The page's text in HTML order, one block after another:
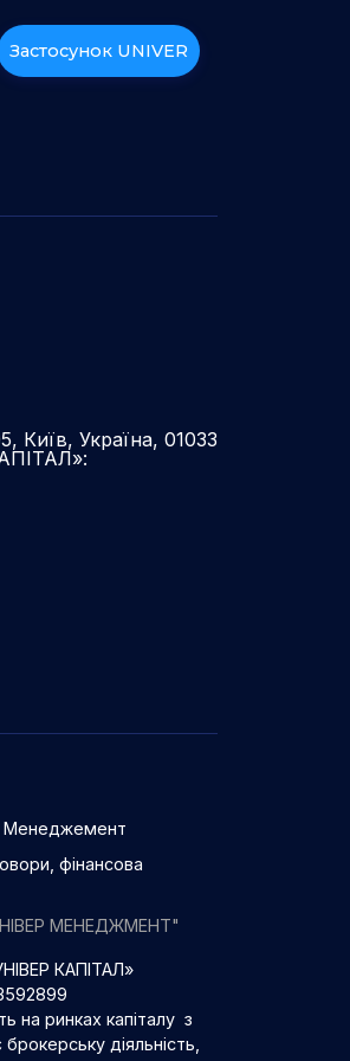
Застосунок UNIVER
Київ, Україна, 01033
Менеджемент
фінансова
МЕНЕДЖМЕНТ"
КАПІТАЛ»
на ринках капіталу з
діяльність,